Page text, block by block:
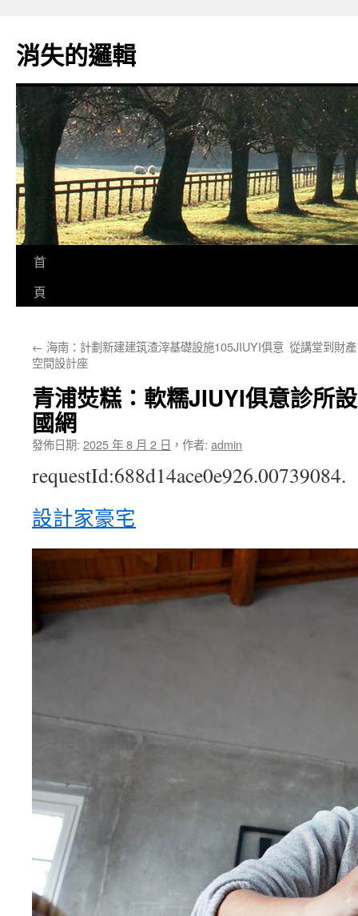
主
要
消失的邏輯
首
頁
← 海南：計劃新建建筑渣滓基礎設施105JIUYI俱意
空間設計座
從講堂到財
青浦焋糕：軟糯JIUYI俱意診所
國網
發佈日期: 2025 年 8 月 2 日 ， 作者: admin
requestId:688d14ace0e926.00739084.
設計家豪宅